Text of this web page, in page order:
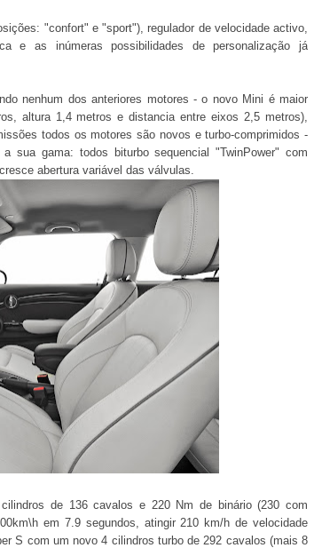
"confort" e "sport"), regulador de velocidade activo,
e as inúmeras possibilidades de personalização já
nenhum dos anteriores motores - o novo Mini é maior
altura 1,4 metros e distancia entre eixos 2,5 metros),
todos os motores são novos e turbo-comprimidos -
sua gama: todos biturbo sequencial "TwinPower" com
abertura variável das válvulas.
de 136 cavalos e 220 Nm de binário (230 com
em 7.9 segundos, atingir 210 km/h de velocidade
S com um novo 4 cilindros turbo de 292 cavalos (mais 8